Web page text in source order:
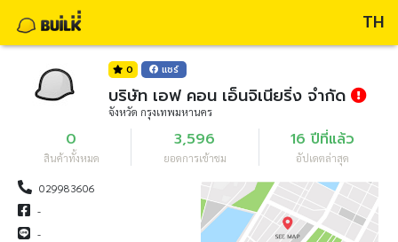
TH
0 แชร์
บริษัท เอฟ คอน เอ็นจิเนียริ่ง จำกัด
จังหวัด กรุงเทพมหานคร
0
สินค้าทั้งหมด
3,596
ยอดการเข้าชม
16 ปีที่แล้ว
อัปเดตล่าสุด
029983606
-
-